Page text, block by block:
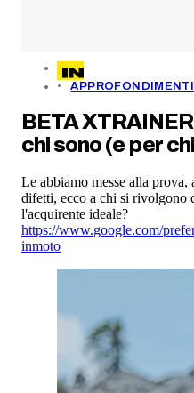
APPROFONDIMENTI
BETA
chi sono (e per
Le abbiamo messe alla
difetti, ecco a chi si rivolgono
l'acquirente ideale?
https://www.google.com/
inmoto